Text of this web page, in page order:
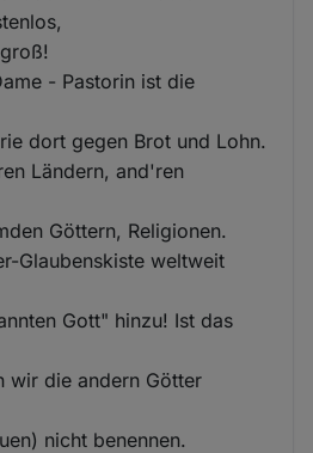
- Pastorin ist die
dort gegen Brot und Lohn.
Ländern, and'ren
Göttern, Religionen.
Glaubenskiste weltweit
Gott" hinzu! Ist das
wir die andern Götter
nicht benennen.